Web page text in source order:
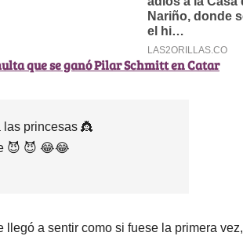
que se ganó Pilar Schmitt en Catar
las princesas 👸
😈 😈 😂😂
a sentir como si fuese la primera vez,